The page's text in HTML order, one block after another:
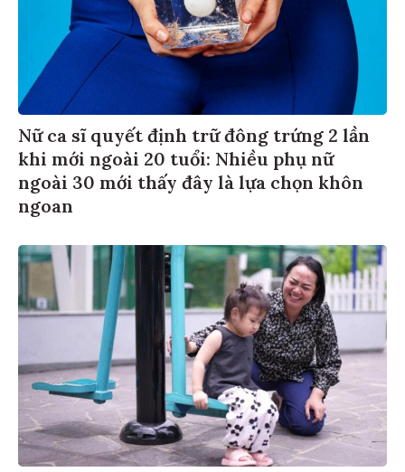
Nữ ca sĩ quyết định trữ đông trứng 2 lần
khi mới ngoài 20 tuổi: Nhiều phụ nữ
ngoài 30 mới thấy đây là lựa chọn khôn
ngoan